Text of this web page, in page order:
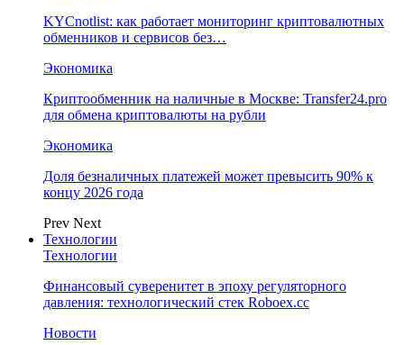
KYCnotlist: как работает мониторинг криптовалютных
обменников и сервисов без…
Экономика
Криптообменник на наличные в Москве: Transfer24.pro
для обмена криптовалюты на рубли
Экономика
Доля безналичных платежей может превысить 90% к
концу 2026 года
Prev Next
Технологии
Технологии
Финансовый суверенитет в эпоху регуляторного
давления: технологический стек Roboex.cc
Новости